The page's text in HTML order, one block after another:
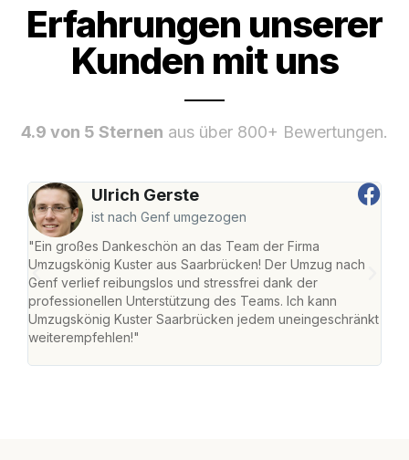
Erfahrungen unserer
Kunden mit uns
4.9 von 5 Sternen aus über 800+ Bewertungen.
Ulrich Gerste
ist nach Genf umgezogen
"Ein großes Dankeschön an das Team der Firma
Umzugskönig Kuster aus Saarbrücken! Der Umzug nach
Genf verlief reibungslos und stressfrei dank der
professionellen Unterstützung des Teams. Ich kann
Umzugskönig Kuster Saarbrücken jedem uneingeschränkt
weiterempfehlen!"